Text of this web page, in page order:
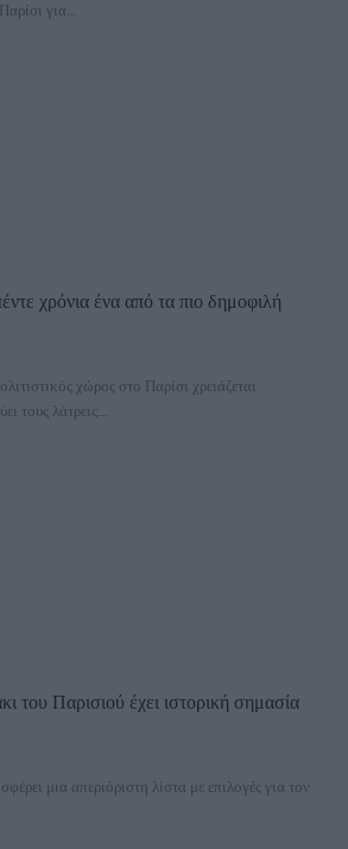
για...
χρόνια ένα από τα πιο δημοφιλή
χώρος στο Παρίσι χρειάζεται
τους λάτρεις...
του Παρισιού έχει ιστορική σημασία
μια απεριόριστη λίστα με επιλογές για τον